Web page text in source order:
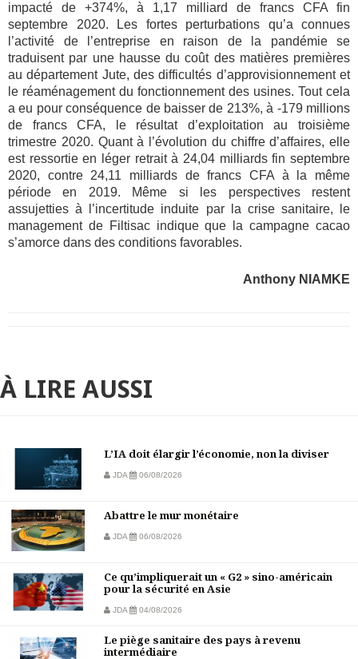
impacté de +374%, à 1,17 milliard de francs CFA fin
septembre 2020. Les fortes perturbations qu’a connues
l’activité de l’entreprise en raison de la pandémie se
traduisent par une hausse du coût des matières premières
au département Jute, des difficultés d’approvisionnement et
le réaménagement du fonctionnement des usines. Tout cela
a eu pour conséquence de baisser de 213%, à -179 millions
de francs CFA, le résultat d’exploitation au troisième
trimestre 2020. Quant à l’évolution du chiffre d’affaires, elle
est ressortie en léger retrait à 24,04 milliards fin septembre
2020, contre 24,11 milliards de francs CFA à la même
période en 2019. Même si les perspectives restent
assujetties à l’incertitude induite par la crise sanitaire, le
management de Filtisac indique que la campagne cacao
s’amorce dans des conditions favorables.
Anthony NIAMKE
À LIRE AUSSI
L’IA doit élargir l’économie, non la diviser
JDA 06/08/2026
Abattre le mur monétaire
JDA 06/08/2026
Ce qu’impliquerait un « G2 » sino-américain
pour la sécurité en Asie
JDA 04/08/2026
Le piège sanitaire des pays à revenu
intermédiaire